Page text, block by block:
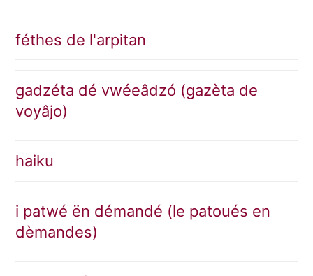
féthes de l'arpitan
gadzéta dé vwéeâdzó (gazèta de
voyâjo)
haiku
i patwé ën démandé (le patoués en
dèmandes)